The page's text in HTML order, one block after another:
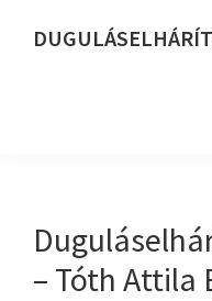
– Tóth Attila